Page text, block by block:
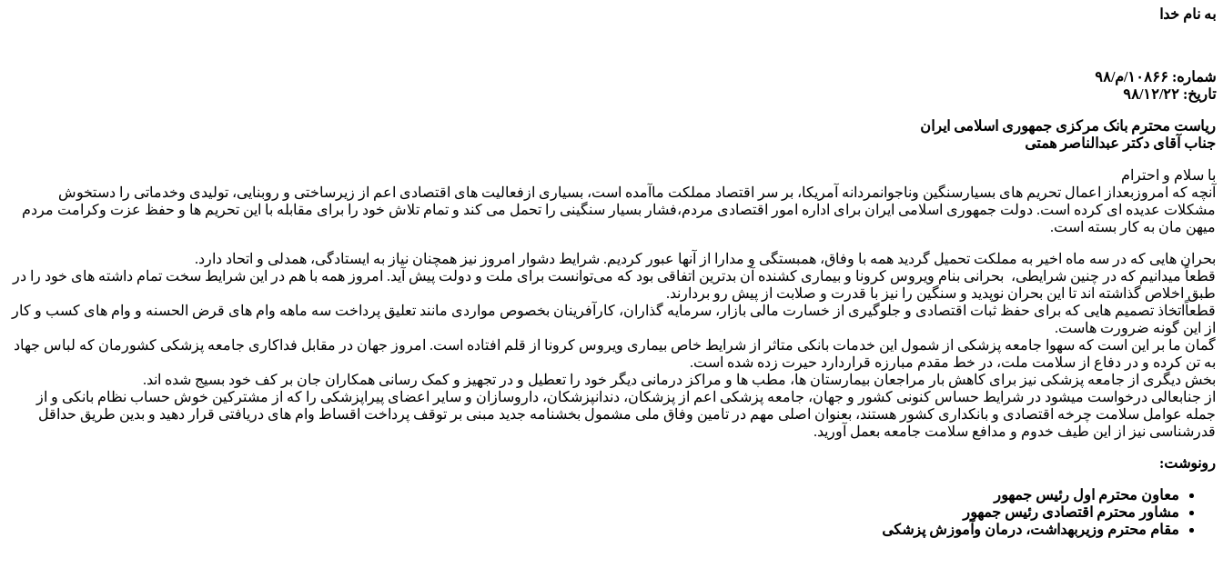
به نام خدا
شماره: ١٠٨۶۶/م/٩٨
تاریخ: ٩٨/١٢/٢٢
ریاست محترم بانک مرکزی جمهوری اسلامی ایران
جناب آقای دکتر عبدالناصر همتی
با سلام و احترام
آنچه که امروزبعداز اعمال تحریم های بسیارسنگین وناجوانمردانه آمریکا، بر سر اقتصاد مملکت ماآمده است، بسیاری ازفعالیت های اقتصادی اعم از زیرساختی و روبنایی، تولیدی وخدماتی را دستخوش
مشکلات عدیده ای کرده است. دولت جمهوری اسلامی ایران برای اداره امور اقتصادی مردم،فشار بسیار سنگینی را تحمل می کند و تمام تلاش خود را برای مقابله با این تحریم ها و حفظ عزت وکرامت مردم
میهن مان به کار بسته است.
بحران هایی که در سه ماه اخیر به مملکت تحمیل گردید همه با وفاق، همبستگی و مدارا از آنها عبور کردیم. شرایط دشوار امروز نیز همچنان نیاز به ایستادگی، همدلی و اتحاد دارد.
قطعاً میدانیم که در چنین شرایطی، بحرانی بنام ویروس کرونا و بیماری کشنده آن بدترین اتفاقی بود که می‌توانست برای ملت و دولت پیش آید. امروز همه با هم در این شرایط سخت تمام داشته های خود را در
طبق اخلاص گذاشته اند تا این بحران نوپدید و سنگین را نیز با قدرت و صلابت از پیش رو بردارند.
قطعاًاتخاذ تصمیم هایی که برای حفظ ثبات اقتصادی و جلوگیری از خسارت مالی بازار، سرمایه گذاران، کارآفرینان بخصوص مواردی مانند تعلیق پرداخت سه ماهه وام های قرض الحسنه و ‌وام های کسب و کار
از این گونه ضرورت هاست.
گمان ما بر این است که سهوا جامعه پزشکی از شمول این خدمات بانکی متاثر از شرایط خاص بیماری ویروس کرونا از قلم افتاده است. امروز جهان در مقابل فداکاری جامعه پزشکی کشورمان که لباس جهاد
به تن کرده و در دفاع از سلامت ملت، در خط مقدم مبارزه قراردارد حیرت زده شده است.
بخش دیگری از جامعه پزشکی نیز برای کاهش بار مراجعان بیمارستان ها، مطب ها و مراکز درمانی دیگر خود را تعطیل و در تجهیز و کمک رسانی همکاران جان بر کف خود بسیج شده اند.
از جنابعالی درخواست میشود در شرایط حساس کنونی کشور و جهان، جامعه پزشکی اعم از پزشکان، دندانپزشکان، داروسازان و سایر اعضای پیراپزشکی را که از مشترکین خوش حساب نظام بانکی و از
جمله عوامل سلامت چرخه اقتصادی و بانکداری کشور هستند، بعنوان اصلی مهم در تامین وفاق ملی مشمول بخشنامه جدید مبنی بر توقف پرداخت اقساط وام های دریافتی قرار دهید و بدین طریق حداقل
قدرشناسی نیز از این طیف خدوم و مدافع سلامت جامعه بعمل آورید.
رونوشت:
معاون محترم اول رئیس جمهور
مشاور محترم اقتصادی رئیس جمهور
مقام محترم وزیربهداشت، درمان وآموزش پزشکی